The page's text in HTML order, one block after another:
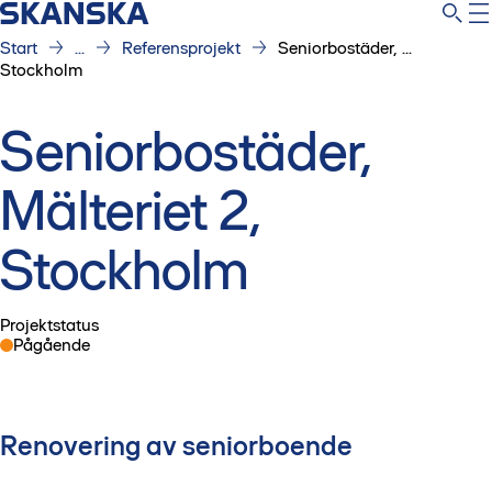
Start ... Referensprojekt
Seniorbostäder, ...
Stockholm
Seniorbostäder,
Mälteriet 2,
Stockholm
Projektstatus
Pågående
Renovering av seniorboende